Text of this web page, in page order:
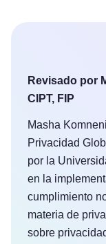
Revisado por
CIPT, FIP
Masha
Privacidad
por la
en la
cumplimiento
materia de
sobre